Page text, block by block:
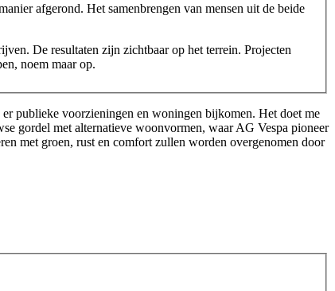
afgerond. Het samenbrengen van mensen uit de beide
De resultaten zijn zichtbaar op het terrein. Projecten
noem maar op.
publieke voorzieningen en woningen bijkomen. Het doet me
gordel met alternatieve woonvormen, waar AG Vespa pioneer
met groen, rust en comfort zullen worden overgenomen door